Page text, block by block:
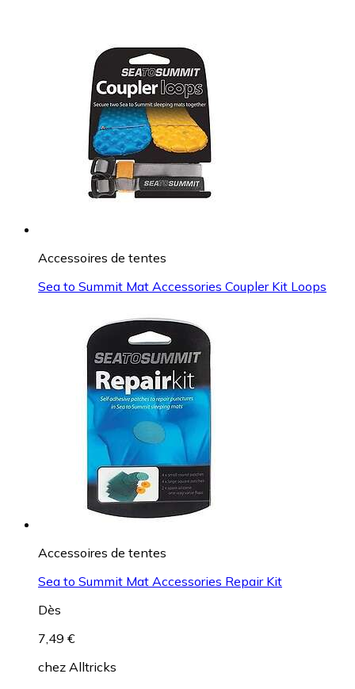
Accessoires de tentes
Sea to Summit Mat Accessories Coupler Kit Loops
Accessoires de tentes
Sea to Summit Mat Accessories Repair Kit
Dès
7,49 €
chez Alltricks